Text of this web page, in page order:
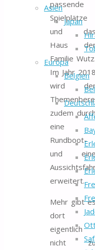
Asien
Japan
Europa
Belgien
passende
Spielplätze
und
Haus
Familie Wutz.
Im Jahr 2018
wird
zudem
eine
Rundboot-
und
erweitert.
Mehr gibt
dort
eigentlich
nicht